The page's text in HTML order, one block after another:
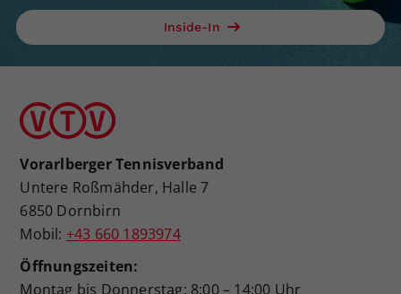
Inside-In
Vorarlberger Tennisverband
Untere Roßmähder, Halle 7
6850 Dornbirn
Mobil: +43 660 1893974
Öffnungszeiten:
Montag bis Donnerstag: 8:00 – 14:00 Uhr